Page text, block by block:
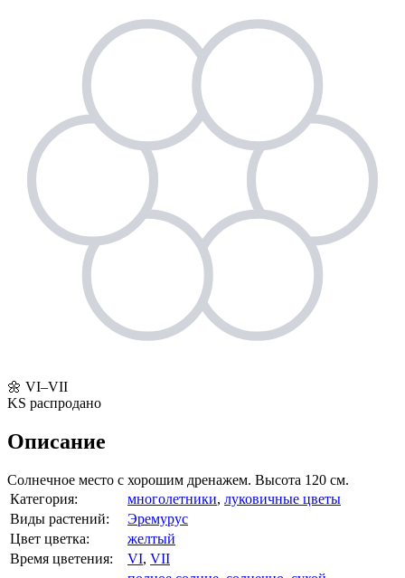
🌼 VI–VII
KS распродано
Описание
Солнечное место с хорошим дренажем. Высота 120 см.
Категория:
многолетники, луковичные цветы
Виды растений:
Эремурус
Цвет цветка:
желтый
Время цветения:
VI, VII